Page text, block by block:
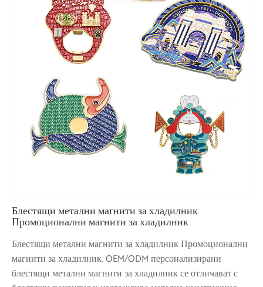
Блестящи метални магнити за хладилник
Промоционални магнити за хладилник
Блестящи метални магнити за хладилник Промоционални
магнити за хладилник. OEM/ODM персонализирани
блестящи метални магнити за хладилник се отличават с